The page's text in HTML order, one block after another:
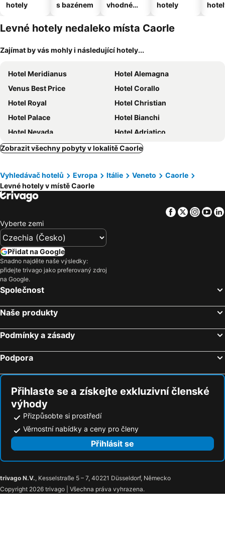
hotely
s bazénem
vhodné
domácí
zvířata
hotely
Levné hotely nedaleko místa Caorle
Zajímat by vás mohly i následující hotely...
Hotel Meridianus
Hotel Alemagna
Venus Best Price
Hotel Corallo
Hotel Royal
Hotel Christian
Hotel Palace
Hotel Bianchi
Hotel Nevada
Hotel Adriatico
Hotel Bellevue
Hotel Splendid
Hotel Ambassador
Hotel Miramare
Hotel San Giorgio Resort****s
Hotel Firenze
Life Hotel
Villaggio Sant'Andrea
Hotel Airone
Hotel Villa del Mar
Hotel Santa Lucia
Mediterranee Family & Spa Hotel
Hotel Luna
Hotel Karinzia
President Frontemare - Agenzia Cocal
AQA Palace
Villaggio dei Fiori
Hotel Columbus
Bibione Palace Hotel
Palace Hotel Regina
Hotel Austria
Hotel Lido Bibione Beach
Hotel Cleofe
Hotel Sara
Sara Hotel Caorle
Hotel Giacomazzo
Stellamare
Hotel Souvenir
Hotel Negretto
Hotel Le Lampare
Zobrazit všechny pobyty v lokalitě Caorle
Vyhledávač hotelů Evropa Itálie Veneto
Caorle
Levné hotely v místě Caorle
Facebook
Twitter
Vyberte zemi
Přidat na Google
Snadno najděte naše výsledky:
přidejte trivago jako preferovaný zdroj
na Google.
Společnost
Naše produkty
Podmínky a zásady
Podpora
Přihlaste se a získejte exkluzivní členské
výhody
Přizpůsobte si prostředí
Věrnostní nabídky a ceny pro členy
Přihlásit se
trivago N.V., Kesselstraße 5 – 7, 40221 Düsseldorf, Německo
Copyright 2026 trivago | Všechna práva vyhrazena.